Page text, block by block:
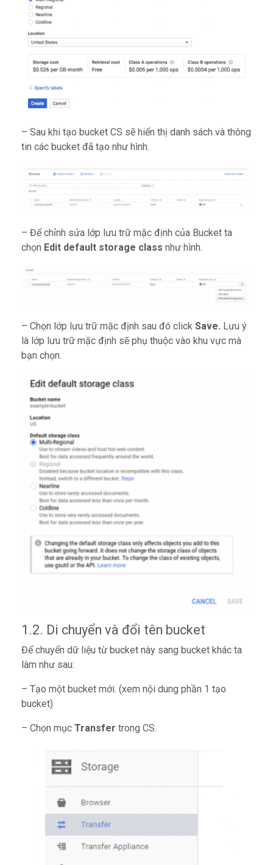
– Sau khi tạo bucket CS sẽ hiển thị danh sách và thông
tin các bucket đã tạo như hình.
– Để chỉnh sửa lớp lưu trữ mặc định của Bucket ta
chọn Edit default storage class như hình.
– Chọn lớp lưu trữ mặc định sau đó click Save. Lưu ý
là lớp lưu trữ mặc định sẽ phụ thuộc vào khu vực mà
bạn chọn.
1.2. Di chuyển và đổi tên bucket
Để chuyển dữ liệu từ bucket này sang bucket khác ta
làm như sau:
– Tạo một bucket mới. (xem nội dung phần 1 tạo
bucket)
– Chọn mục Transfer trong CS.